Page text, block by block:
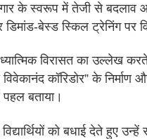
के स्वरूप में तेजी से बदलाव
बेस्ड स्किल ट्रेनिंग पर
विरासत का उल्लेख करते
कॉरिडोर” के निर्माण
पहल बताया।
को बधाई देते हुए